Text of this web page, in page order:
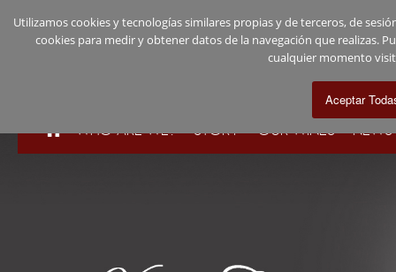
WHO ARE WE? STORY OUR WINES NEWS
Utilizamos cookies y tecnologías similares propias y de terceros, de
cookies para medir y obtener datos de la navegación que realizas.
cualquier momento